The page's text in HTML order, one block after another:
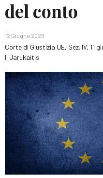
del conto
12 Giugno 2026
Corte di Giustizia UE, Sez. IV, 11
I. Jarukaitis